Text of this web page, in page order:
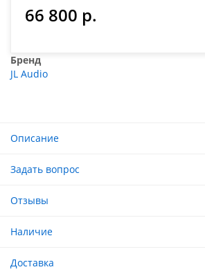
66 800 р.
Бренд
JL Audio
Описание
Задать вопрос
Отзывы
Наличие
Доставка